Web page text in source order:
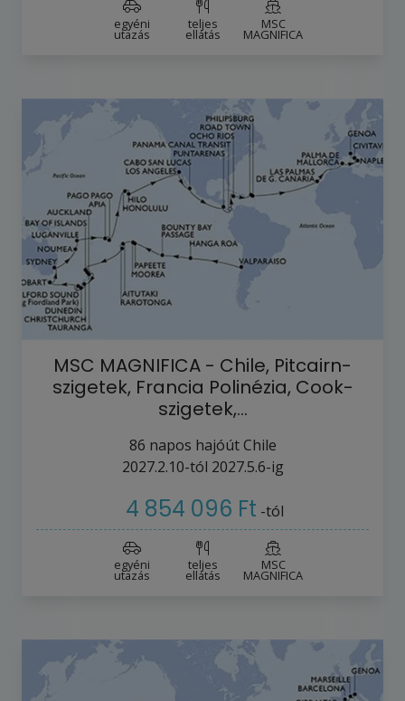
egyéni
utazás
teljes
ellátás
MSC
MAGNIFICA
MSC MAGNIFICA - Chile, Pitcairn-
szigetek, Francia Polinézia, Cook-
szigetek,…
86 napos hajóútChile
2027.2.10-tól 2027.5.6-ig
4 854 096 Ft -tól
egyéni
utazás
teljes
ellátás
MSC
MAGNIFICA